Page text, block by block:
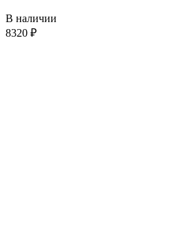
В наличии
8320 ₽